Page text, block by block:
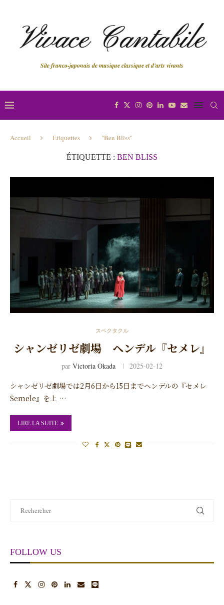
Site franco-japonais de musique classique et d'arts vivants
Accueil Étiquettes "Ben Bliss"
ÉTIQUETTE : BEN BLISS
スペクタクル
シャンゼリゼ劇場 ヘンデル『セメレ』
par Victoria Okada 2025-02-12
シャンゼリゼ劇場では2月6日から15日までヘンデルの『セメレ
Semele』を上 …
LIRE LA SUITE
FOLLOW US